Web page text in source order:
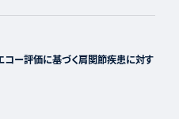
コー評価に基づく肩関節疾患に対す